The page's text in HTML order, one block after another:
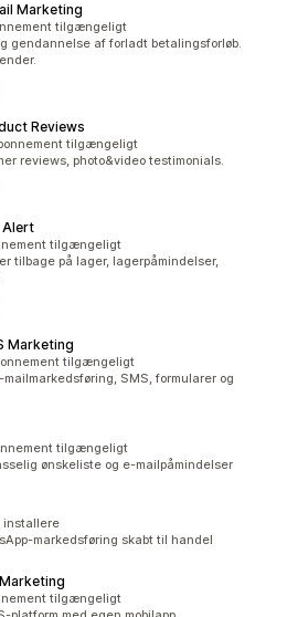
Marketing
tilgængeligt
gendannelse af forladt betalingsforløb.
Reviews
tilgængeligt
reviews, photo&video testimonials.
Alert
tilgængeligt
tilbage på lager, lagerpåmindelser,
Marketing
tilgængeligt
SMS, formularer og
tilgængeligt
ønskeliste og e-mailpåmindelser
installere
markedsføring skabt til handel
tilgængeligt